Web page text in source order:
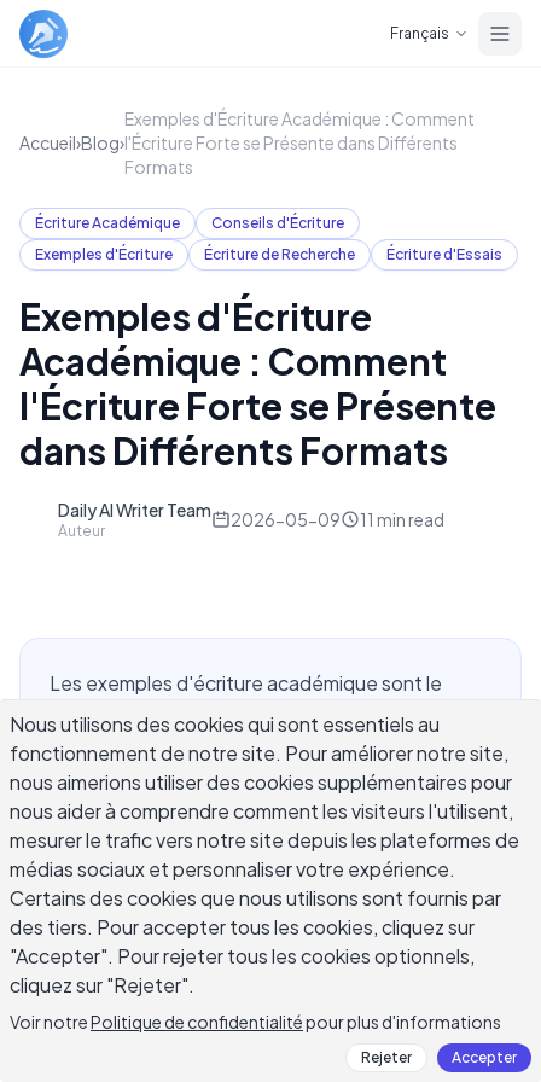
Français
Accueil›Blog›
Exemples d'Écriture Académique : Comment
l'Écriture Forte se Présente dans Différents
Formats
Écriture Académique
Conseils d'Écriture
Exemples d'Écriture
Écriture de Recherche Écriture d'Essais
Exemples d'Écriture
Académique : Comment
l'Écriture Forte se Présente
dans Différents Formats
Daily AI Writer Team
Auteur
2026-05-09 11 min read
Les exemples d'écriture académique sont le
moyen le plus clair de comprendre ce que le style
académique exige réellement. La lecture
d'exemples solides tirés d'essais, d'articles de
recherche, de revues de littérature et de
rapports de laboratoire te montre des choses
que les guides de style ne peuvent pas :
comment on construit une phrase de thèse,
comment on intègre les preuves, comment sonne
le registre formel dans la pratique. Que tu sois un
étudiant travaillant sur ton premier devoir
universitaire ou un chercheur perfectionnant une
soumission de journal, des exemples concrets
Nous utilisons des cookies qui sont essentiels au
fonctionnement de notre site. Pour améliorer notre site,
nous aimerions utiliser des cookies supplémentaires pour
nous aider à comprendre comment les visiteurs l'utilisent,
mesurer le trafic vers notre site depuis les plateformes de
médias sociaux et personnaliser votre expérience.
Certains des cookies que nous utilisons sont fournis par
des tiers. Pour accepter tous les cookies, cliquez sur
"Accepter". Pour rejeter tous les cookies optionnels,
cliquez sur "Rejeter".
Voir notrePolitique de confidentialitépour plus d'informations
Rejeter Accepter